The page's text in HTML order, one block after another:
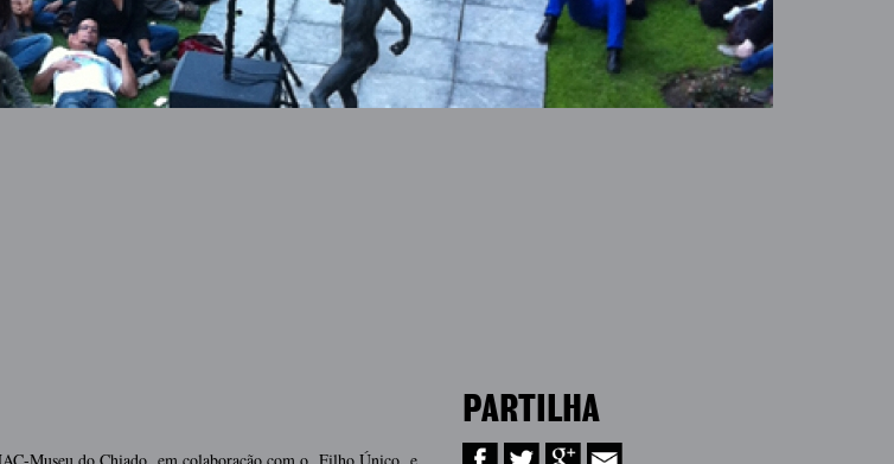
PARTILHA